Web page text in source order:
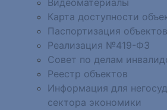
Карта доступности
Паспортизация объектов
Реализация №419-ФЗ
Совет по делам
Реестр объектов
Информация для
сектора экономики